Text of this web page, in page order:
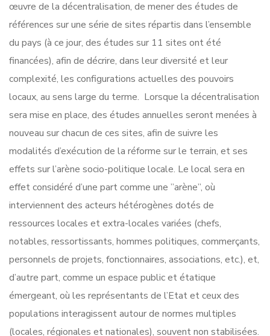
œuvre de la décentralisation, de mener des études de
références sur une série de sites répartis dans l’ensemble
du pays (à ce jour, des études sur 11 sites ont été
financées), afin de décrire, dans leur diversité et leur
complexité, les configurations actuelles des pouvoirs
locaux, au sens large du terme. Lorsque la décentralisation
sera mise en place, des études annuelles seront menées à
nouveau sur chacun de ces sites, afin de suivre les
modalités d’exécution de la réforme sur le terrain, et ses
effets sur l’arène socio-politique locale. Le local sera en
effet considéré d’une part comme une ”arène”, où
interviennent des acteurs hétérogènes dotés de
ressources locales et extra-locales variées (chefs,
notables, ressortissants, hommes politiques, commerçants,
personnels de projets, fonctionnaires, associations, etc.), et,
d’autre part, comme un espace public et étatique
émergeant, où les représentants de l’Etat et ceux des
populations interagissent autour de normes multiples
(locales, régionales et nationales), souvent non stabilisées.